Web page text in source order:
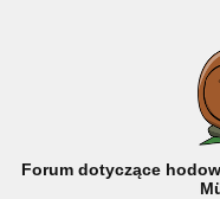
Forum dotyczące